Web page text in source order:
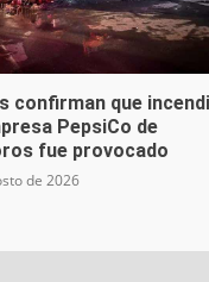
confirman que
PepsiCo de
fue provocado
de 2026